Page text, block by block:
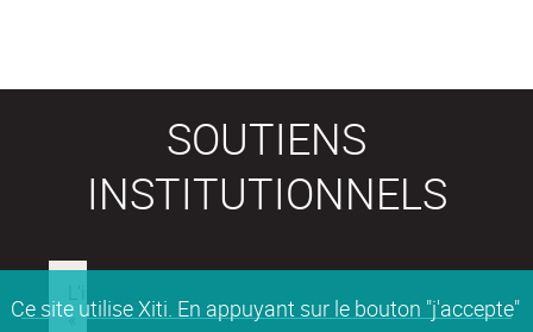
Ce site utilise Xiti. En appuyant sur le bouton "j'accepte"
SOUTIENS
INSTITUTIONNELS